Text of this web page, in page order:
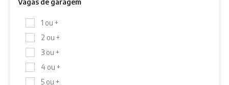
Vagas de garagem
1 ou +
2 ou +
3 ou +
4 ou +
5 ou +